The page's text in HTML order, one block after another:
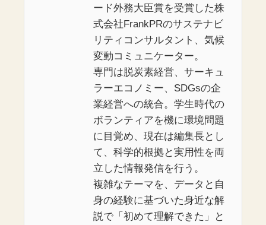
ード外務大臣賞を受賞した株
式会社FrankPRのサステナビ
リティコンサルタント、気候
変動コミュニケーター。
専門は脱炭素経営、サーキュ
ラーエコノミー、SDGsの企
業経営への統合。学生時代の
ボランティアを機に環境問題
に目覚め、現在は編集長とし
て、科学的根拠と実用性を両
立した情報発信を行う。
複雑なテーマを、データと自
身の経験に基づいた身近な解
説で「初めて理解できた」と